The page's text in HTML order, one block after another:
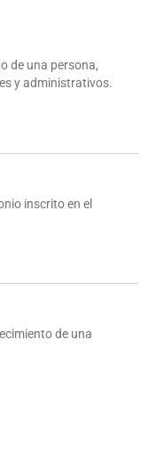
de una persona,
y administrativos.
inscrito en el
de una